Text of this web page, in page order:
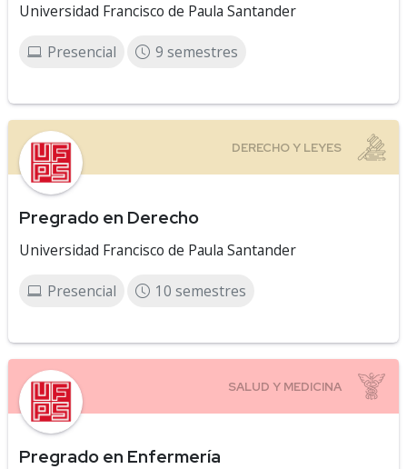
Universidad Francisco de Paula Santander
Presencial 9 semestres
Pregrado en Derecho
Universidad Francisco de Paula Santander
Presencial 10 semestres
Pregrado en Enfermería